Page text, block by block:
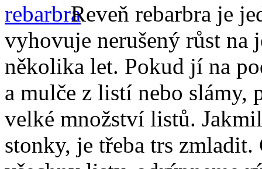
Reveň rebarbra je
vyhovuje nerušený růst na
několika let. Pokud jí na
a mulče z listí nebo slámy,
velké množství listů.
stonky, je třeba trs